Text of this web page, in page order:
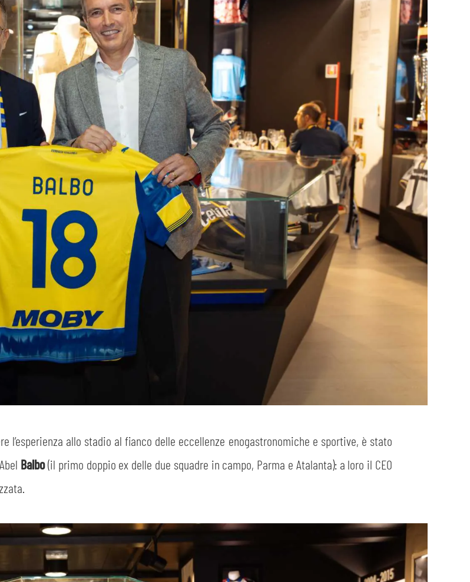
l’esperienza allo stadio al fianco delle eccellenze enogastronomiche e sportive, è stato
Balbo(il primo doppio ex delle due squadre in campo, Parma e Atalanta): a loro il CEO